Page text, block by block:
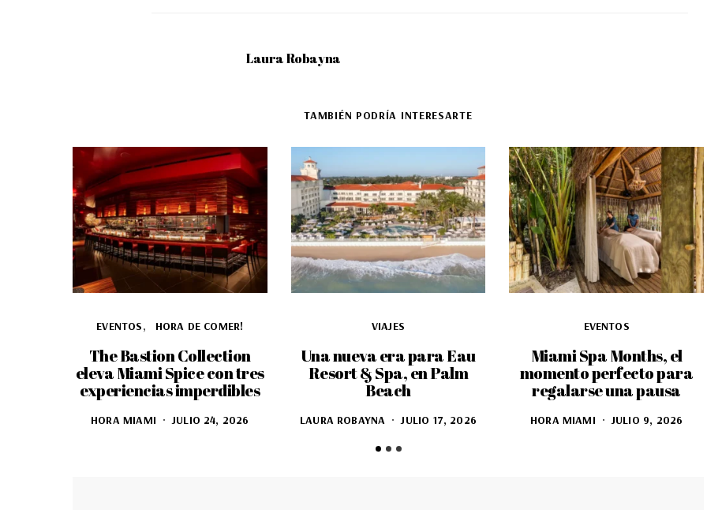
Laura Robayna
TAMBIÉN PODRÍA INTERESARTE
EVENTOS HORA DE COMER!
The Bastion Collection
eleva Miami Spice con tres
experiencias imperdibles
HORA MIAMI JULIO 24, 2026
VIAJES
Una nueva era para Eau
Resort & Spa, en Palm
Beach
LAURA ROBAYNA JULIO 17, 2026
EVENTOS
Miami Spa Months, el
momento perfecto para
regalarse una pausa
HORA MIAMI JULIO 9, 2026